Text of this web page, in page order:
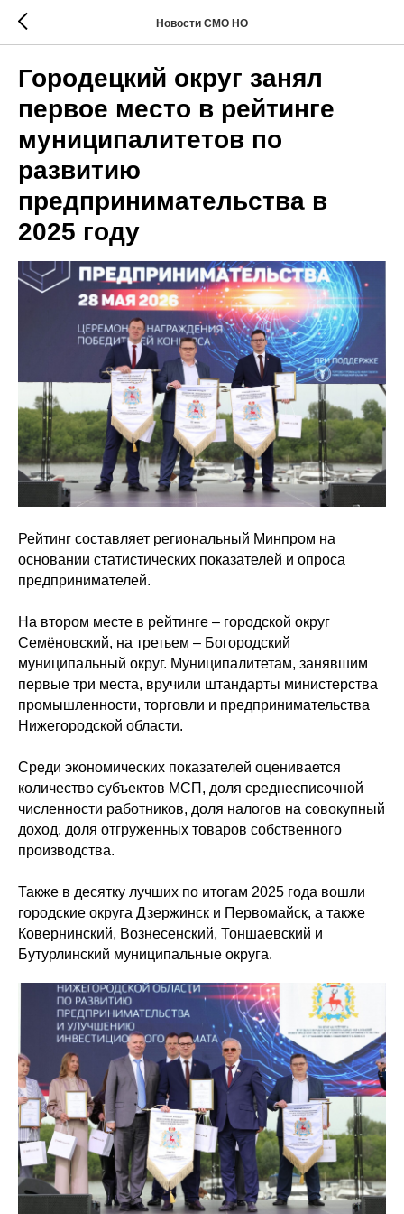
Новости СМО НО
Городецкий округ занял
первое место в рейтинге
муниципалитетов по
развитию
предпринимательства в
2025 году
Рейтинг составляет региональный Минпром на
основании статистических показателей и опроса
предпринимателей.
На втором месте в рейтинге – городской округ
Семёновский, на третьем – Богородский
муниципальный округ. Муниципалитетам, занявшим
первые три места, вручили штандарты министерства
промышленности, торговли и предпринимательства
Нижегородской области.
Среди экономических показателей оценивается
количество субъектов МСП, доля среднесписочной
численности работников, доля налогов на совокупный
доход, доля отгруженных товаров собственного
производства.
Также в десятку лучших по итогам 2025 года вошли
городские округа Дзержинск и Первомайск, а также
Ковернинский, Вознесенский, Тоншаевский и
Бутурлинский муниципальные округа.